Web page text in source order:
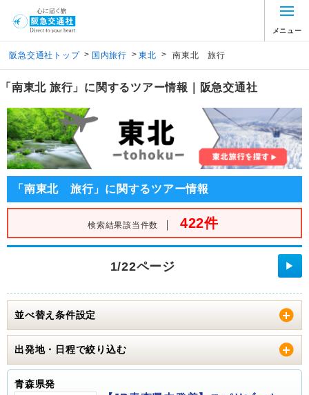
メニュー
阪急交通社トップ > 国内旅行 > 東北 > 南東北 旅行
「南東北 旅行」に関するツアー情報｜阪急交通社
「南東北 旅行」に関するツアー情報
検索結果該当件数 ｜ 422件
1/22ページ ▶
並べ替え条件設定
出発地・日程で絞り込む
青森県発